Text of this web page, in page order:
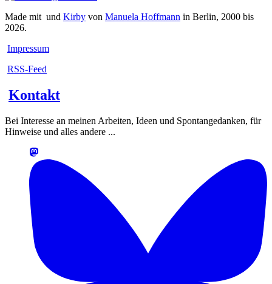
Made mit und Kirby von Manuela Hoffmann in Berlin, 2000 bis
2026.
Impressum
RSS-Feed
Kontakt
Bei Interesse an meinen Arbeiten, Ideen und Spontangedanken, für
Hinweise und alles andere ...